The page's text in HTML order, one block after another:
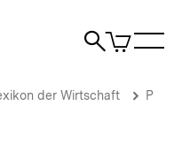
Suche
Artikel
im
der Wirtschaft P